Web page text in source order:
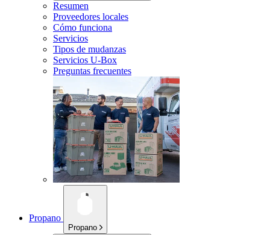
Resumen
Proveedores locales
Cómo funciona
Servicios
Tipos de mudanzas
Servicios U-Box
Preguntas frecuentes
Propano
Propano